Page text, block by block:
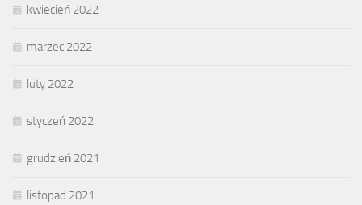
kwiecień 2022
marzec 2022
luty 2022
styczeń 2022
grudzień 2021
listopad 2021